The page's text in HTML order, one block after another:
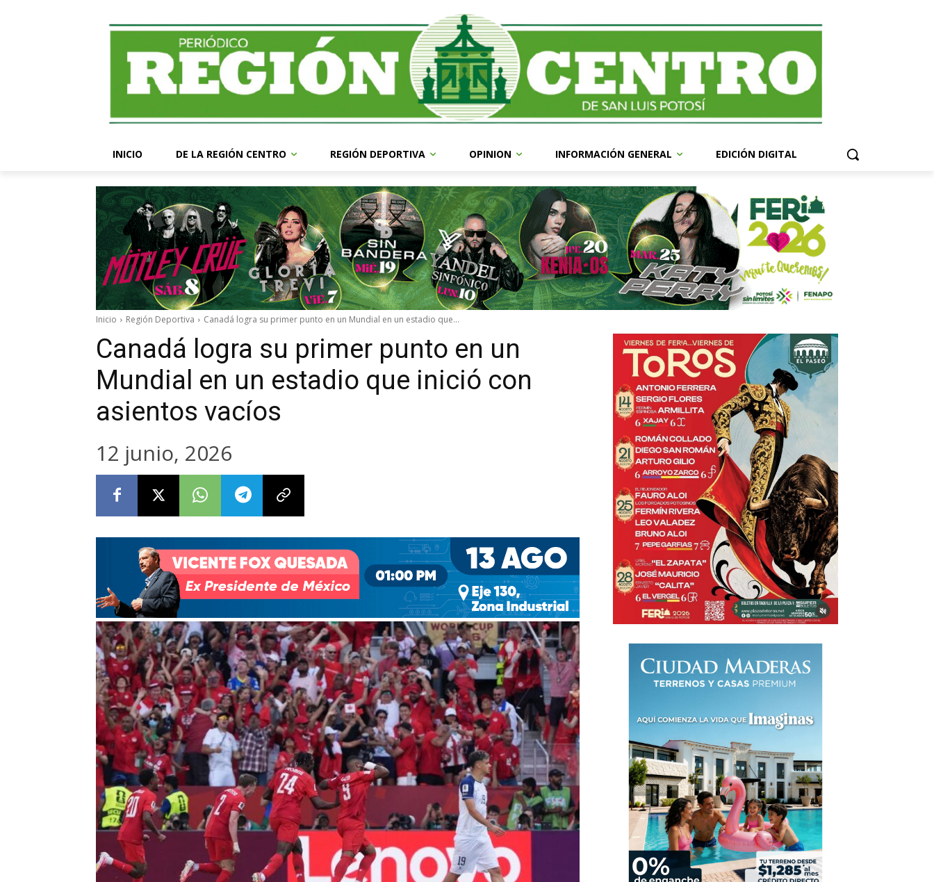
INICIO DE LA REGIÓN CENTRO REGIÓN DEPORTIVA OPINION INFORMACIÓN GENERAL EDICIÓN DIGITAL
Inicio Región Deportiva Canadá logra su primer punto en un Mundial en un estadio que...
Canadá logra su primer punto en un
Mundial en un estadio que inició con
asientos vacíos
12 junio, 2026